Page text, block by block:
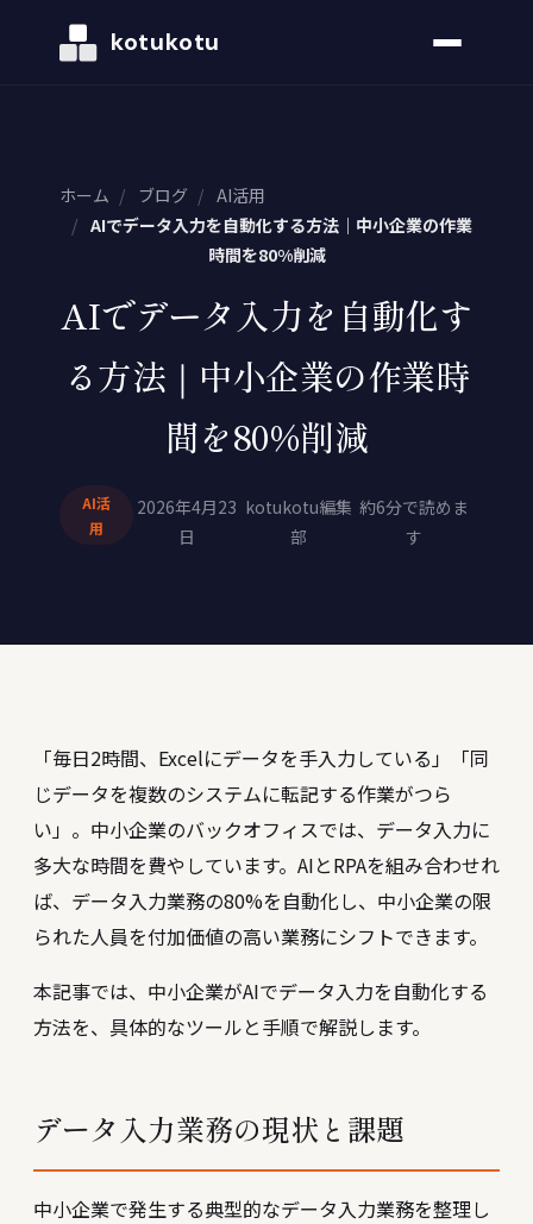
kotukotu
ホーム / ブログ / AI活用
/ AIでデータ入力を自動化する方法｜中小企業の作業
時間を80%削減
AIでデータ入力を自動化す
る方法｜中小企業の作業時
間を80%削減
AI活
用
2026年4月23
日
kotukotu編集
部
約6分で読めま
す
「毎日2時間、Excelにデータを手入力している」「同
じデータを複数のシステムに転記する作業がつら
い」。中小企業のバックオフィスでは、データ入力に
多大な時間を費やしています。AIとRPAを組み合わせれ
ば、データ入力業務の80%を自動化し、中小企業の限
られた人員を付加価値の高い業務にシフトできます。
本記事では、中小企業がAIでデータ入力を自動化する
方法を、具体的なツールと手順で解説します。
データ入力業務の現状と課題
中小企業で発生する典型的なデータ入力業務を整理し